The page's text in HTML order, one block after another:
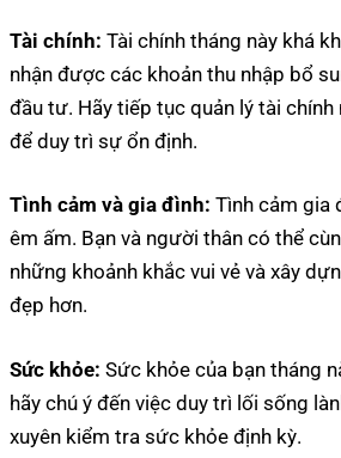
Tài chính: Tài chính tháng này khá
nhận được các khoản thu nhập bổ
đầu tư. Hãy tiếp tục quản lý tài
để duy trì sự ổn định.
Tình cảm và gia đình: Tình cảm gia
êm ấm. Bạn và người thân có thể
những khoảnh khắc vui vẻ và xây
đẹp hơn.
Sức khỏe: Sức khỏe của bạn tháng
hãy chú ý đến việc duy trì lối sống
xuyên kiểm tra sức khỏe định kỳ.